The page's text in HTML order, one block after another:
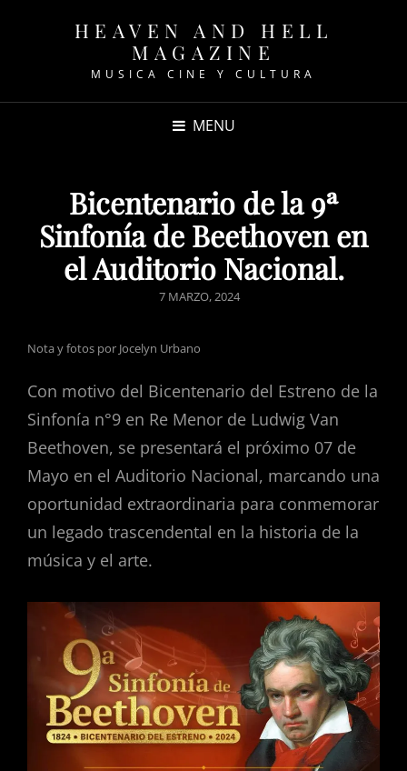
HEAVEN AND HELL
MAGAZINE
MUSICA CINE Y CULTURA
MENU
Bicentenario de la 9ª
Sinfonía de Beethoven en
el Auditorio Nacional.
POSTED
7 MARZO, 2024
Nota y fotos por Jocelyn Urbano
Con motivo del Bicentenario del Estreno de la
Sinfonía n°9 en Re Menor de Ludwig Van
Beethoven, se presentará el próximo 07 de
Mayo en el Auditorio Nacional, marcando una
oportunidad extraordinaria para conmemorar
un legado trascendental en la historia de la
música y el arte.